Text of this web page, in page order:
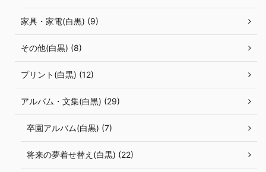
家具・家電(白黒) (9)
その他(白黒) (8)
プリント(白黒) (12)
アルバム・文集(白黒) (29)
卒園アルバム(白黒) (7)
将来の夢着せ替え(白黒) (22)